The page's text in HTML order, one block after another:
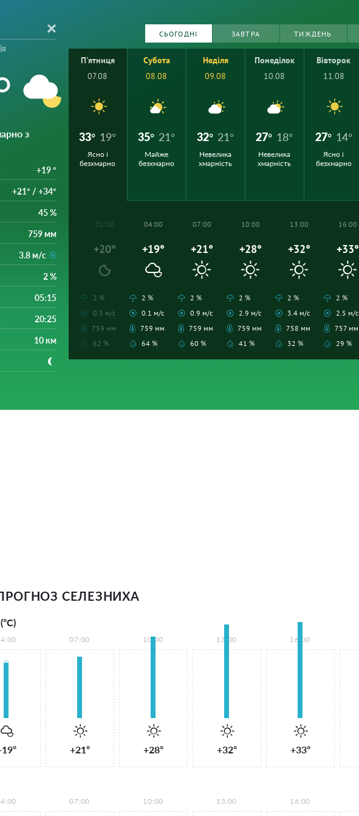
з
+19 °
+21° / +34°
45 %
759 мм
3.8 м/с
2 %
05:15
20:25
10 км
СЬОГОДНІ ЗАВТРА ТИЖДЕНЬ
П'ятниця
07.08
33° 19°
Ясно і
безхмарно
Субота
08.08
35° 21°
Майже
безхмарно
Неділя
09.08
32° 21°
Невелика
хмарність
Понеділок
10.08
27° 18°
Невелика
хмарність
Вівторок
11.08
27° 14°
Ясно і
безхмарно
01:00
+20°
2 %
0.5 м/с
759 мм
62 %
04:00
+19°
2 %
0.1 м/с
759 мм
64 %
07:00
+21°
2 %
0.9 м/с
759 мм
60 %
10:00
+28°
2 %
2.9 м/с
759 мм
41 %
13:00
+32°
2 %
3.4 м/с
758 мм
32 %
16:00
+33°
2 %
2.5 м/с
757 мм
29 %
СЕЛЕЗНИХА
07:00
+21°
10:00
+28°
13:00
+32°
16:00
+33°
07:00 10:00 13:00 16:00